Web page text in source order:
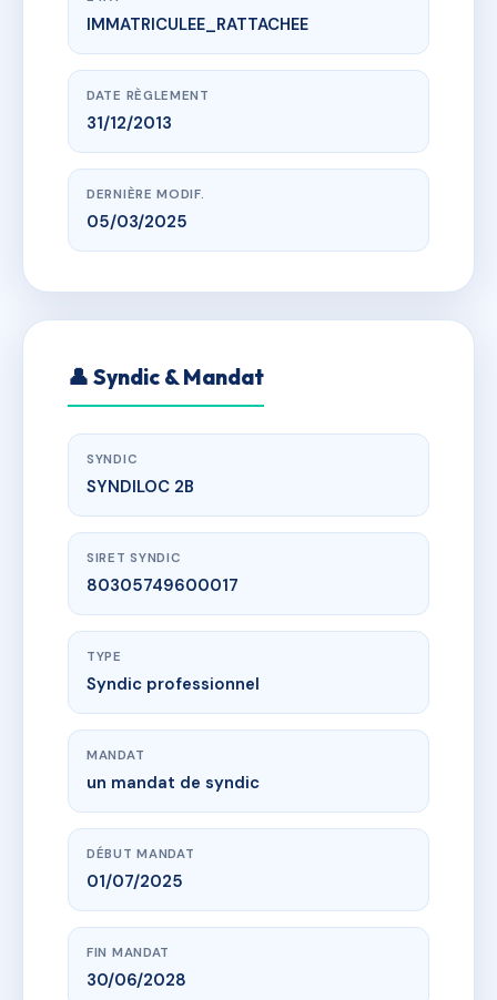
www.vme.plus/AF1833763
CASALUNA B2
Avenue de borgo, 20290 BORGO
IMMATRICULEE_RATTACHEE
DATE RÈGLEMENT
31/12/2013
DERNIÈRE MODIF.
05/03/2025
👤 Syndic & Mandat
SYNDIC
SYNDILOC 2B
SIRET SYNDIC
80305749600017
TYPE
Syndic professionnel
MANDAT
un mandat de syndic
DÉBUT MANDAT
01/07/2025
FIN MANDAT
30/06/2028